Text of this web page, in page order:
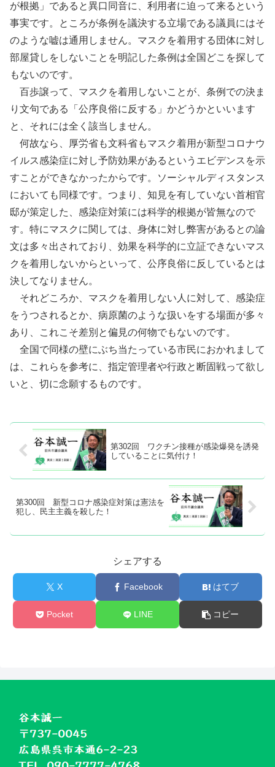
が根拠」であると異口同音に、利用者に迫って来るという
事実です。ところが条例を議決する立場である議員にはそ
のような嘘は通用しません。マスクを着用する団体に対し
部屋貸しをしないことを明記した条例は全国どこを探して
もないのです。
百歩譲って、マスクを着用しないことが、条例での決ま
り文句である「公序良俗に反する」かどうかといいます
と、それには全く該当しません。
何故なら、厚労省も文科省もマスク着用が新型コロナウ
イルス感染症に対し予防効果があるというエビデンスを示
すことができなかったからです。ソーシャルディスタンス
においても同様です。つまり、知見を有していない首相官
邸が策定した、感染症対策には科学的根拠が皆無なので
す。特にマスクに関しては、身体に対し弊害があるとの論
文は多々出されており、効果を科学的に立証できないマス
クを着用しないからといって、公序良俗に反しているとは
決してなりません。
それどころか、マスクを着用しない人に対して、感染症
をうつされるとか、病原菌のような扱いをする場面が多々
あり、これこそ差別と偏見の何物でもないのです。
全国で同様の壁にぶち当たっている市民におかれまして
は、これらを参考に、指定管理者や行政と断固戦って欲し
いと、切に念願するものです。
第302回 ワクチン接種が感染爆発を誘発
していることに気付け！
第300回 新型コロナ感染症対策は憲法を
犯し、民主主義を殺した！
シェアする
X Facebook はてブ
Pocket LINE コピー